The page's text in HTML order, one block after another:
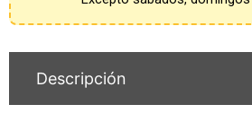
Descripción